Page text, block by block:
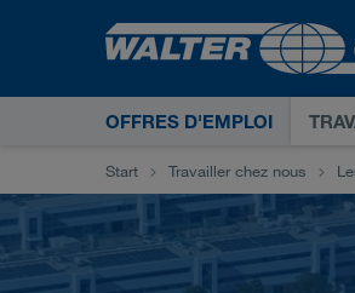
OFFRES D'EMPLOI
Start Travailler chez nous